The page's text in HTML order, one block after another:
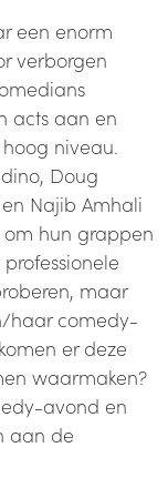
een enorm
verborgen
acts aan en
niveau.
Doug
Najib Amhali
hun grappen
maar
haar comedy-
er deze
waarmaken?
avond en
aan de